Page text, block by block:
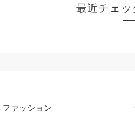
最近チェッ
ファッション